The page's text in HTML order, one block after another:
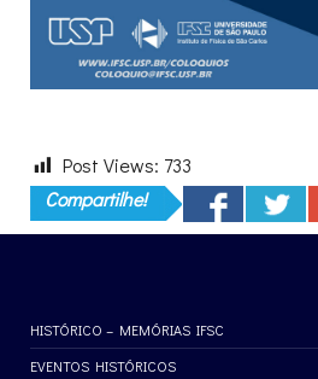
Post Views: 733
Compartilhe!
HISTÓRICO – MEMÓRIAS IFSC
EVENTOS HISTÓRICOS